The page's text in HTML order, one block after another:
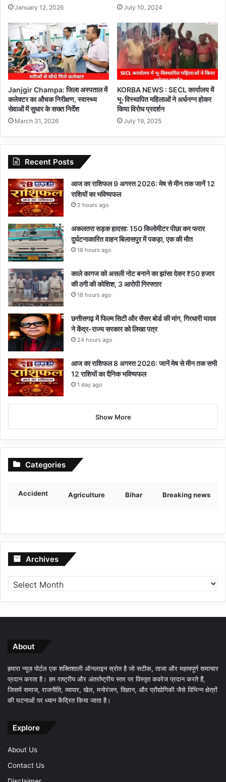
January 12, 2026 July 10, 2024
Janjgir Champa: जिला अस्पताल में
कलेक्टर का औचक निरीक्षण, स्वास्थ्य
सेवाओं में सुधार के सख्त निर्देश
March 31, 2026
KORBA NEWS : SECL कार्यालय में
भू-विस्थापित महिलाओं ने अर्धनग्न होकर
किया विरोध प्रदर्शन
July 19, 2025
Recent Posts
आज का राशिफल 9 अगस्त 2026: मेष से मीन तक जानें 12
राशियों का भविष्यफल
2 hours ago
अकलतरा सड़क हादसा: 150 किलोमीटर पीछा कर फरार
दुर्घटनाकारित वाहन बिलासपुर में पकड़ा, एक की मौत
18 hours ago
काले कागज को असली नोट बनाने का झांसा देकर ₹50 हजार
की ठगी की कोशिश, 3 आरोपी गिरफ्तार
18 hours ago
छत्तीसगढ़ में फिल्म सिटी और सेंसर बोर्ड की मांग, गिरधारी यादव
ने केंद्र-राज्य सरकार को लिखा पत्र
24 hours ago
आज का राशिफल 8 अगस्त 2026: जानें मेष से मीन तक सभी
12 राशियों का दैनिक भविष्यफल
1 day ago
Show More
Categories
Accident Agriculture Bihar Breaking news
Archives Archives
About
हमारा न्यूज़ पोर्टल एक शक्तिशाली ऑनलाइन स्रोत है जो सटीक, ताजा और महत्वपूर्ण समाचार
प्रदान करता है। हम राष्ट्रीय और अंतर्राष्ट्रीय स्तर पर विस्तृत कवरेज प्रदान करते हैं,
जिसमें समाज, राजनीति, व्यापार, खेल, मनोरंजन, विज्ञान, और प्रौद्योगिकी जैसे विभिन्न क्षेत्रों
की घटनाओं पर ध्यान केंद्रित किया जाता है।
Explore
About Us
Contact Us